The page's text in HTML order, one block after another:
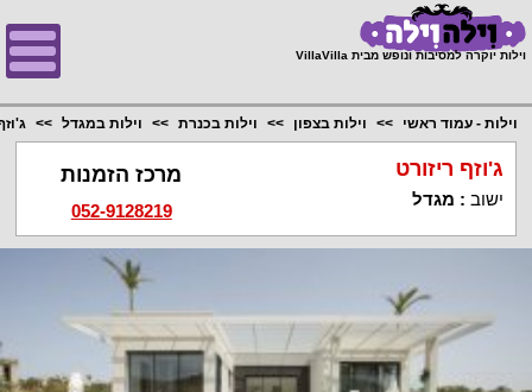
וילות יוקרה למסיבות ונופש מבית VillaVilla
וילות - עמוד ראשי וילות בצפון וילות בכנרת וילות במגדל
ג'וזף ריזורט
ישוב : מגדל
מרכז הזמנות
052-9128219